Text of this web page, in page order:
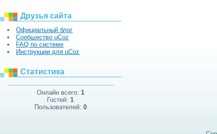
Друзья сайта
Официальный блог
Сообщество uCoz
FAQ по системе
Инструкции для uCoz
Статистика
Онлайн всего: 1
Гостей: 1
Пользователей: 0